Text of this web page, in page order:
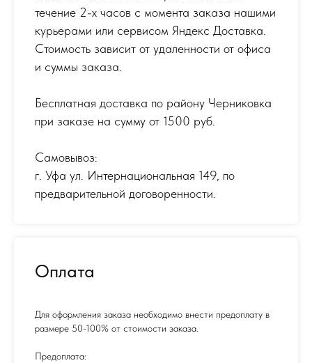
течение 2-х часов с момента заказа нашими
курьерами или сервисом Яндекс Доставка.
Стоимость зависит от удаленности от офиса
и суммы заказа.
Бесплатная доставка по району Черниковка
при заказе на сумму от 1500 руб.
Самовывоз:
г. Уфа ул. Интернациональная 149, по
предварительной договоренности.
Оплата
Для оформления заказа необходимо внести предоплату в
размере 50-100% от стоимости заказа.
Предоплата: